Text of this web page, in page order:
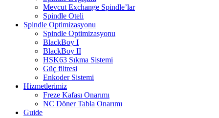
Mevcut Exchange Spindle’lar
Spindle Oteli
Spindle Optimizasyonu
Spindle Optimizasyonu
BlackBoy I
BlackBoy II
HSK63 Sıkma Sistemi
Güç filtresi
Enkoder Sistemi
Hizmetlerimiz
Freze Kafası Onarımı
NC Döner Tabla Onarımı
Guide